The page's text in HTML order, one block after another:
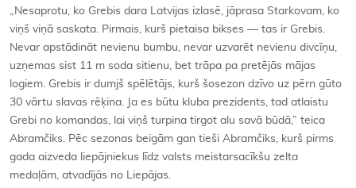
„Nesaprotu, ko Grebis dara Latvijas izlasē, jāprasa Starkovam, ko
viņš viņā saskata. Pirmais, kurš pietaisa bikses — tas ir Grebis.
Nevar apstādināt nevienu bumbu, nevar uzvarēt nevienu divcīņu,
uzņemas sist 11 m soda sitienu, bet trāpa pa pretējās mājas
logiem. Grebis ir dumjš spēlētājs, kurš šosezon dzīvo uz pērn gūto
30 vārtu slavas rēķina. Ja es būtu kluba prezidents, tad atlaistu
Grebi no komandas, lai viņš turpina tirgot alu savā būdā,” teica
Abramčiks. Pēc sezonas beigām gan tieši Abramčiks, kurš pirms
gada aizveda liepājniekus līdz valsts meistarsacīkšu zelta
medaļām, atvadījās no Liepājas.